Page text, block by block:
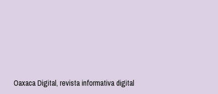
Oaxaca Digital, revista informativa digital